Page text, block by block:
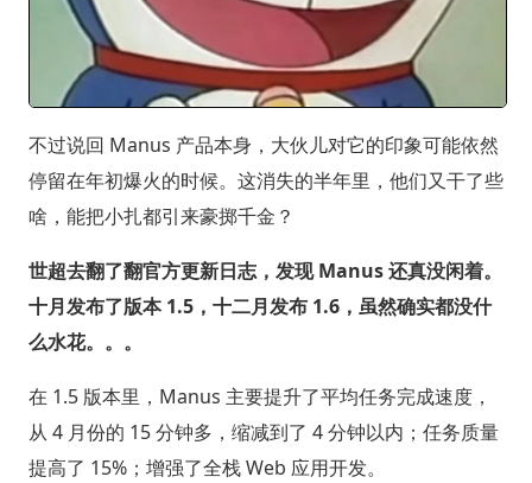
不过说回 Manus 产品本身，大伙儿对它的印象可能依然
停留在年初爆火的时候。这消失的半年里，他们又干了些
啥，能把小扎都引来豪掷千金？
世超去翻了翻官方更新日志，发现 Manus 还真没闲着。
十月发布了版本 1.5，十二月发布 1.6，虽然确实都没什
么水花。。。
在 1.5 版本里，Manus 主要提升了平均任务完成速度，
从 4 月份的 15 分钟多，缩减到了 4 分钟以内；任务质量
提高了 15%；增强了全栈 Web 应用开发。